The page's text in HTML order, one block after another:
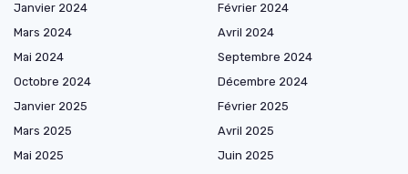
Janvier 2024
Février 2024
Mars 2024
Avril 2024
Mai 2024
Septembre 2024
Octobre 2024
Décembre 2024
Janvier 2025
Février 2025
Mars 2025
Avril 2025
Mai 2025
Juin 2025